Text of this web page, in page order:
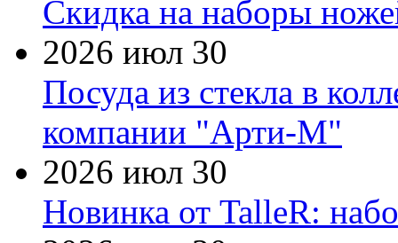
Скидка на наборы
2026 июл 30
Посуда из стекла в
компании "Арти-М"
2026 июл 30
Новинка от TalleR: